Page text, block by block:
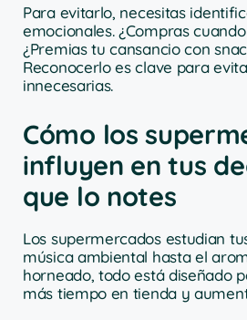
Para evitarlo, necesitas
emocionales. ¿Compras
¿Premias tu cansancio con
Reconocerlo es clave para
innecesarias.
Cómo los
influyen en tus
que lo notes
Los supermercados estudian
música ambiental hasta el
horneado, todo está diseñado
más tiempo en tienda y